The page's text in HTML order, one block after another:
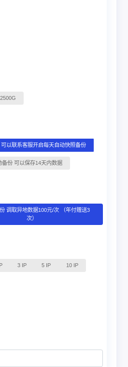
2500G
以联系客服开启每天自动快照备份
备份 可以保存14天内数据
赠送3
次）
3 IP 5 IP 10 IP